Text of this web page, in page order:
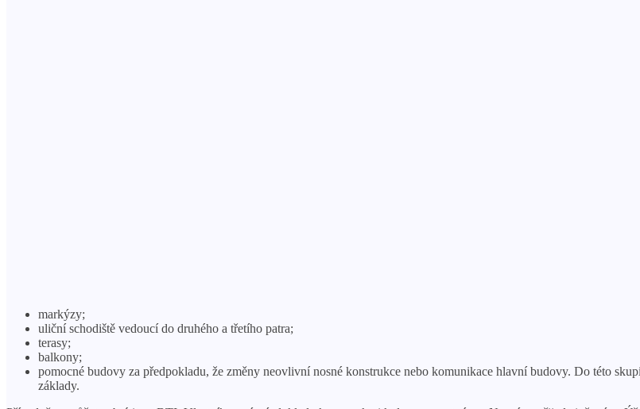
markýzy;
uliční schodiště vedoucí do druhého a třetího patra;
terasy;
balkony;
pomocné budovy za předpokladu, že změny neovlivní nosné konstrukce nebo komunikace hlavní budovy. Do této
základy.